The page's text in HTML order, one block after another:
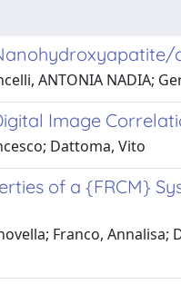
ANTONIA NADIA;
Image
Dattoma, Vito
of a {FRCM}
Franco, Annalisa;